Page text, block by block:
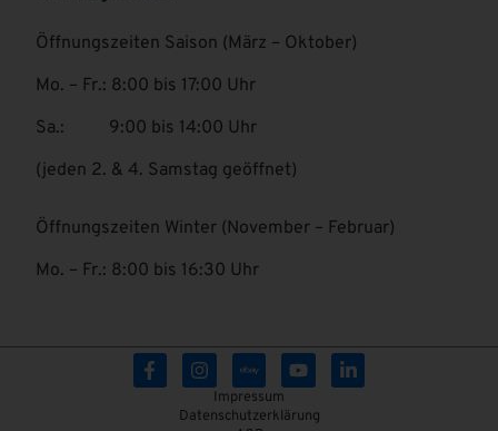
Öffnungszeiten Saison (März – Oktober)
Mo. – Fr.: 8:00 bis 17:00 Uhr
Sa.: 9:00 bis 14:00 Uhr
(jeden 2. & 4. Samstag geöffnet)
Öffnungszeiten Winter (November – Februar)
Mo. – Fr.: 8:00 bis 16:30 Uhr
Impressum
Datenschutzerklärung